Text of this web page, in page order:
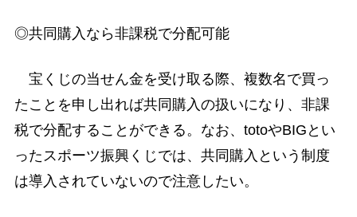
◎共同購入なら非課税で分配可能
宝くじの当せん金を受け取る際、複数名で買っ
たことを申し出れば共同購入の扱いになり、非課
税で分配することができる。なお、totoやBIGとい
ったスポーツ振興くじでは、共同購入という制度
は導入されていないので注意したい。